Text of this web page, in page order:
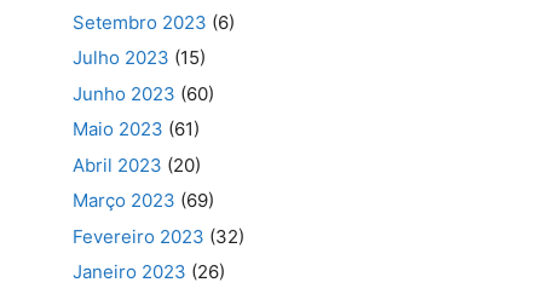
Setembro 2023 (6)
Julho 2023 (15)
Junho 2023 (60)
Maio 2023 (61)
Abril 2023 (20)
Março 2023 (69)
Fevereiro 2023 (32)
Janeiro 2023 (26)